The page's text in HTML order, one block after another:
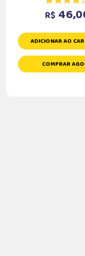
R$
ADICIONAR AO
COMPRAR